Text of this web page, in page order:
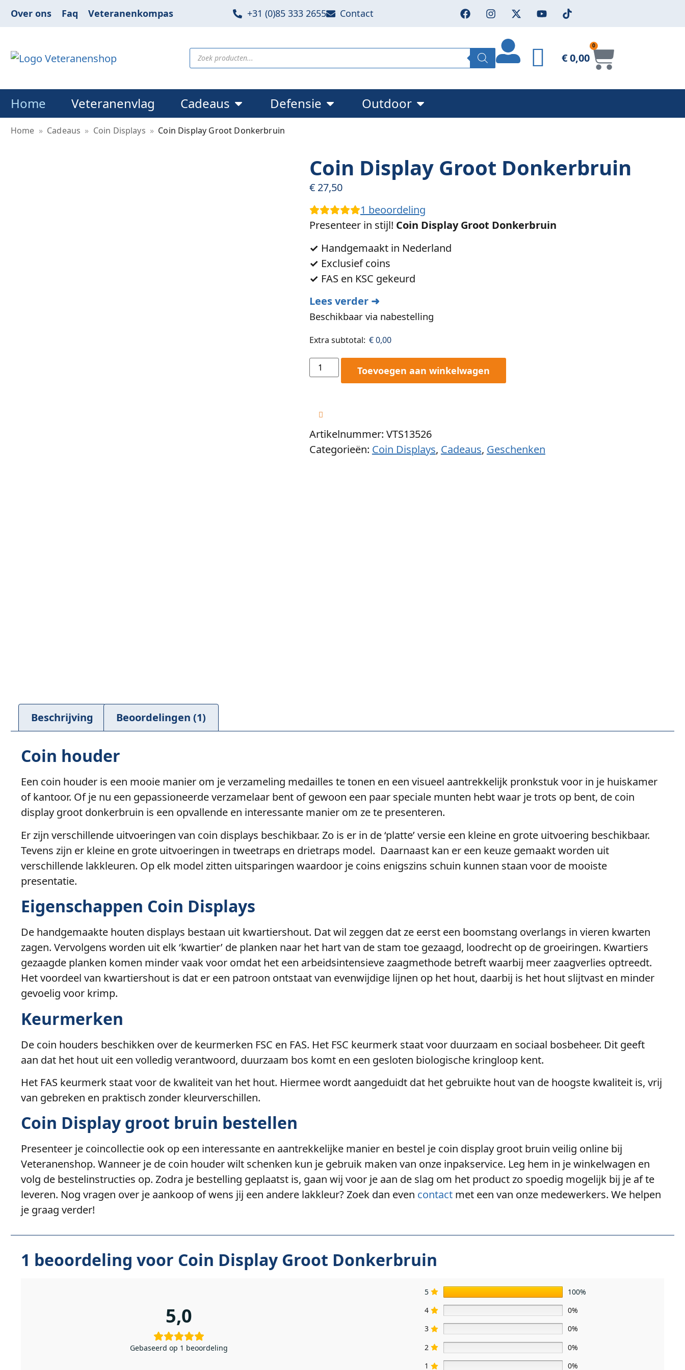
Over ons Faq Veteranenkompas +31 (0)85 333 2655 Contact
€0,00
0
Home Veteranenvlag Cadeaus Defensie Outdoor
Home » Cadeaus » Coin Displays » Coin Display Groot Donkerbruin
Coin Display Groot Donkerbruin
€27,50
1 beoordeling
Presenteer in stijl! Coin Display Groot Donkerbruin
✓ Handgemaakt in Nederland
✓ Exclusief coins
✓ FAS en KSC gekeurd
Lees verder ➜
Beschikbaar via nabestelling
Extra subtotal: €0,00
Toevoegen aan winkelwagen
Artikelnummer: VTS13526
Categorieën: Coin Displays, Cadeaus, Geschenken
Beschrijving Beoordelingen (1)
Coin houder
Een coin houder is een mooie manier om je verzameling medailles te tonen en een visueel aantrekkelijk pronkstuk voor in je huiskamer
of kantoor. Of je nu een gepassioneerde verzamelaar bent of gewoon een paar speciale munten hebt waar je trots op bent, de coin
display groot donkerbruin is een opvallende en interessante manier om ze te presenteren.
Er zijn verschillende uitvoeringen van coin displays beschikbaar. Zo is er in de ‘platte’ versie een kleine en grote uitvoering beschikbaar.
Tevens zijn er kleine en grote uitvoeringen in tweetraps en drietraps model. Daarnaast kan er een keuze gemaakt worden uit
verschillende lakkleuren. Op elk model zitten uitsparingen waardoor je coins enigszins schuin kunnen staan voor de mooiste
presentatie.
Eigenschappen Coin Displays
De handgemaakte houten displays bestaan uit kwartiershout. Dat wil zeggen dat ze eerst een boomstang overlangs in vieren kwarten
zagen. Vervolgens worden uit elk ‘kwartier’ de planken naar het hart van de stam toe gezaagd, loodrecht op de groeiringen. Kwartiers
gezaagde planken komen minder vaak voor omdat het een arbeidsintensieve zaagmethode betreft waarbij meer zaagverlies optreedt.
Het voordeel van kwartiershout is dat er een patroon ontstaat van evenwijdige lijnen op het hout, daarbij is het hout slijtvast en minder
gevoelig voor krimp.
Keurmerken
De coin houders beschikken over de keurmerken FSC en FAS. Het FSC keurmerk staat voor duurzaam en sociaal bosbeheer. Dit geeft
aan dat het hout uit een volledig verantwoord, duurzaam bos komt en een gesloten biologische kringloop kent.
Het FAS keurmerk staat voor de kwaliteit van het hout. Hiermee wordt aangeduidt dat het gebruikte hout van de hoogste kwaliteit is, vrij
van gebreken en praktisch zonder kleurverschillen.
Coin Display groot bruin bestellen
Presenteer je coincollectie ook op een interessante en aantrekkelijke manier en bestel je coin display groot bruin veilig online bij
Veteranenshop. Wanneer je de coin houder wilt schenken kun je gebruik maken van onze inpakservice. Leg hem in je winkelwagen en
volg de bestelinstructies op. Zodra je bestelling geplaatst is, gaan wij voor je aan de slag om het product zo spoedig mogelijk bij je af te
leveren. Nog vragen over je aankoop of wens jij een andere lakkleur? Zoek dan even contact met een van onze medewerkers. We helpen
je graag verder!
1 beoordeling voor Coin Display Groot Donkerbruin
5,0
Gebaseerd op 1 beoordeling
5
100%
4
0%
3
0%
2
0%
1
0%